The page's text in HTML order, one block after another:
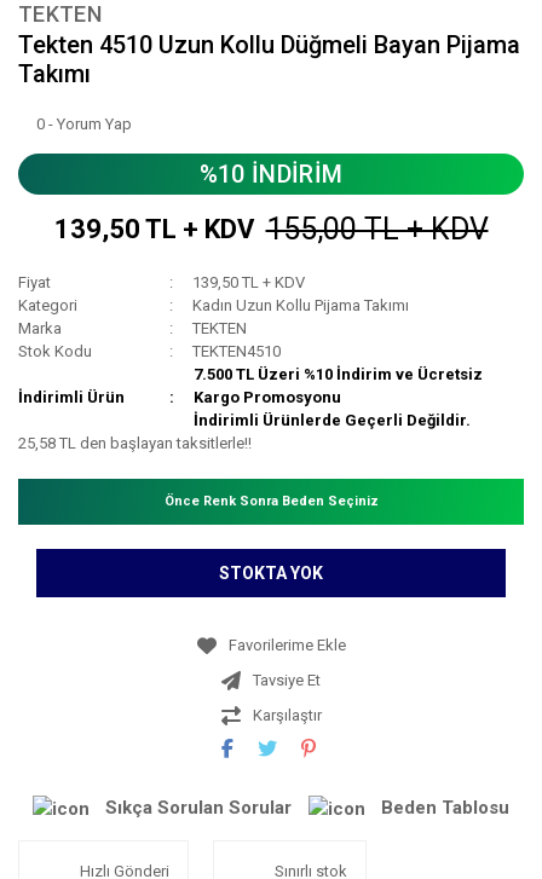
TEKTEN
Tekten 4510 Uzun Kollu Düğmeli Bayan Pijama
Takımı
0 - Yorum Yap
%10 İNDİRİM
139,50 TL + KDV 155,00 TL + KDV
Fiyat
139,50 TL + KDV
Kategori
Kadın Uzun Kollu Pijama Takımı
Marka
TEKTEN
Stok Kodu
TEKTEN4510
İndirimli Ürün
7.500 TL Üzeri %10 İndirim ve Ücretsiz
Kargo Promosyonu
İndirimli Ürünlerde Geçerli Değildir.
25,58 TL den başlayan taksitlerle!!
Önce Renk Sonra Beden Seçiniz
STOKTA YOK
Tavsiye Et
Karşılaştır
Sıkça Sorulan Sorular Beden Tablosu
Hızlı Gönderi Sınırlı stok